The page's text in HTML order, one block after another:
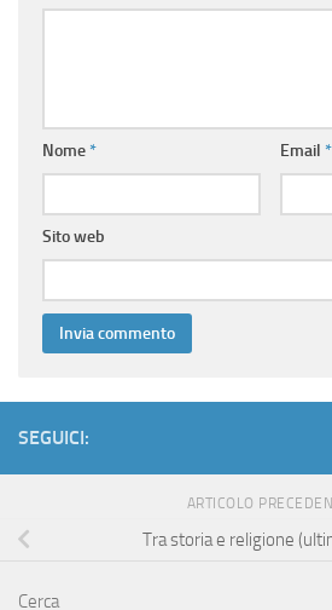
Nome* Email *
Sito web
SEGUICI:
ARTICOLO
Tra storia e religione
Cerca